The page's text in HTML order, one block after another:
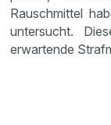
Rauschmittel
untersucht.
erwartende